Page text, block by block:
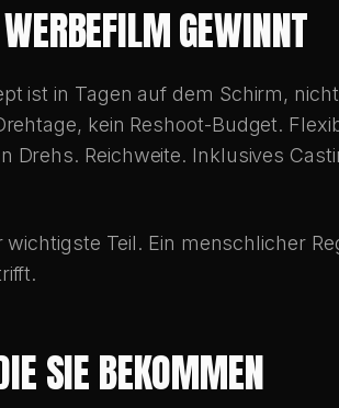
GEWINNT
ist in Tagen auf dem Schirm,
kein Reshoot-Budget.
Drehs. Reichweite. Inklusives
wichtigste Teil. Ein menschlicher
SIE BEKOMMEN